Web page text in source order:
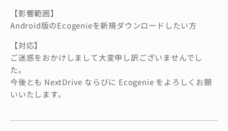
【影響範囲】
Android版のEcogenieを新規ダウンロードしたい方
【対応】
ご迷惑をおかけしまして大変申し訳ございませんでし
た。
今後とも NextDrive ならびに Ecogenie をよろしくお願
いいたします。